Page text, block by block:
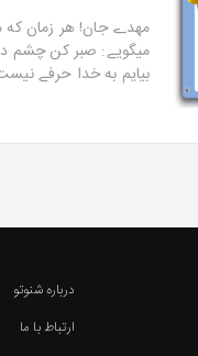
مهدے جان! هر زمان که
میگویے: صبر کن چشم
بیایم به خدا حرفے
درباره شنوتو
ارتباط با ما